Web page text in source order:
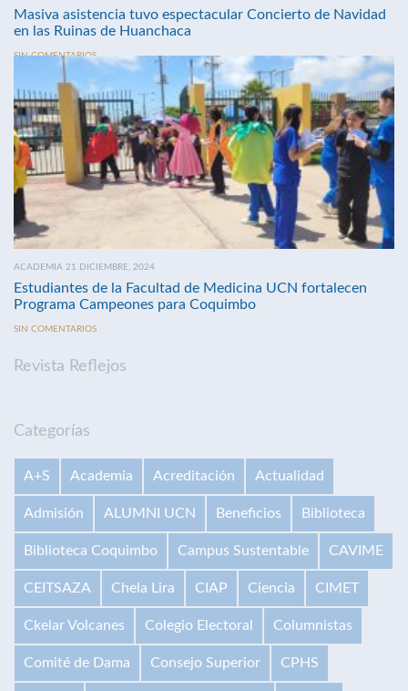
Masiva asistencia tuvo espectacular Concierto de Navidad
en las Ruinas de Huanchaca
SIN COMENTARIOS
ACADEMIA 21 DICIEMBRE, 2024
Estudiantes de la Facultad de Medicina UCN fortalecen
Programa Campeones para Coquimbo
SIN COMENTARIOS
Revista Reflejos
Categorías
A+S Academia Acreditación Actualidad
Admisión ALUMNI UCN Beneficios Biblioteca
Biblioteca Coquimbo Campus Sustentable CAVIME
CEITSAZA Chela Lira CIAP Ciencia CIMET
Ckelar Volcanes Colegio Electoral Columnistas
Comité de Dama Consejo Superior CPHS